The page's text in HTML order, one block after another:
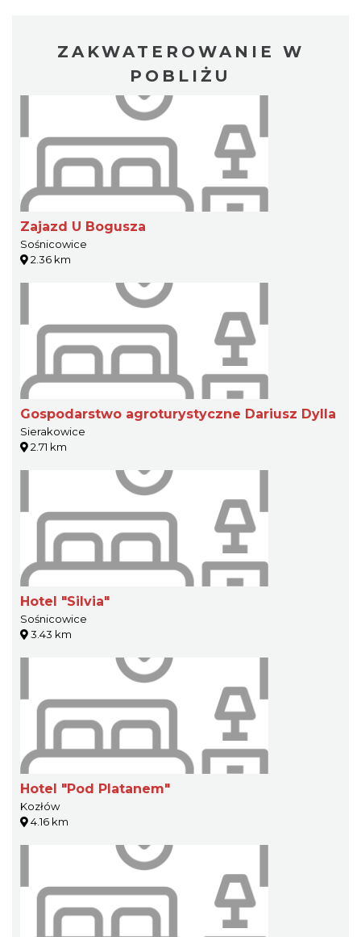
ZAKWATEROWANIE W
POBLIŻU
Zajazd U Bogusza
Sośnicowice
2.36 km
Gospodarstwo agroturystyczne Dariusz Dylla
Sierakowice
2.71 km
Hotel "Silvia"
Sośnicowice
3.43 km
Hotel "Pod Platanem"
Kozłów
4.16 km